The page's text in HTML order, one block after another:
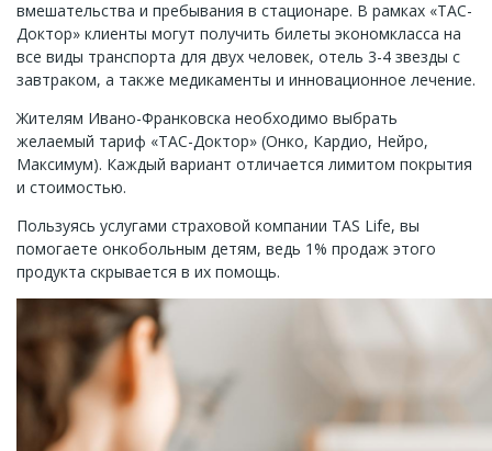
вмешательства и пребывания в стационаре. В рамках «ТАС-
Доктор» клиенты могут получить билеты экономкласса на
все виды транспорта для двух человек, отель 3-4 звезды с
завтраком, а также медикаменты и инновационное лечение.
Жителям Ивано-Франковска необходимо выбрать
желаемый тариф «ТАС-Доктор» (Онко, Кардио, Нейро,
Максимум). Каждый вариант отличается лимитом покрытия
и стоимостью.
Пользуясь услугами страховой компании TAS Life, вы
помогаете онкобольным детям, ведь 1% продаж этого
продукта скрывается в их помощь.